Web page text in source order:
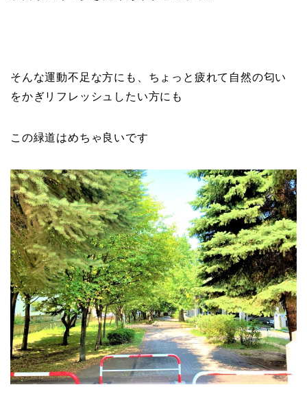
そんな運動不足な方にも、ちょっと疲れて自然の匂い
をかぎリフレッシュしたい方にも
この緑道はめちゃ良いです